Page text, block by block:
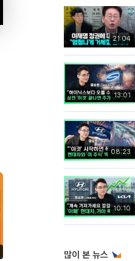
21:04
13:01
08:23
10:10
많이 본 뉴스